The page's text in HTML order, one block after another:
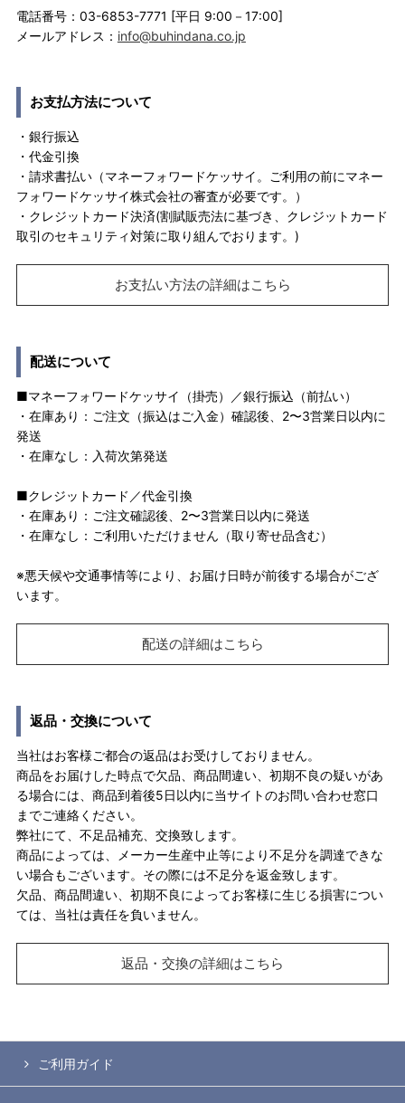
電話番号：03-6853-7771 [平日 9:00－17:00]
メールアドレス： info@buhindana.co.jp
お支払方法について
・銀行振込
・代金引換
・請求書払い（マネーフォワードケッサイ。ご利用の前にマネー
フォワードケッサイ株式会社の審査が必要です。）
・クレジットカード決済(割賦販売法に基づき、クレジットカード
取引のセキュリティ対策に取り組んでおります。)
お支払い方法の詳細はこちら
配送について
■マネーフォワードケッサイ（掛売）／銀行振込（前払い）
・在庫あり：ご注文（振込はご入金）確認後、2〜3営業日以内に
発送
・在庫なし：入荷次第発送
■クレジットカード／代金引換
・在庫あり：ご注文確認後、2〜3営業日以内に発送
・在庫なし：ご利用いただけません（取り寄せ品含む）
※悪天候や交通事情等により、お届け日時が前後する場合がござ
います。
配送の詳細はこちら
返品・交換について
当社はお客様ご都合の返品はお受けしておりません。
商品をお届けした時点で欠品、商品間違い、初期不良の疑いがあ
る場合には、商品到着後5日以内に当サイトのお問い合わせ窓口
までご連絡ください。
弊社にて、不足品補充、交換致します。
商品によっては、メーカー生産中止等により不足分を調達できな
い場合もございます。その際には不足分を返金致します。
欠品、商品間違い、初期不良によってお客様に生じる損害につい
ては、当社は責任を負いません。
返品・交換の詳細はこちら
ご利用ガイド